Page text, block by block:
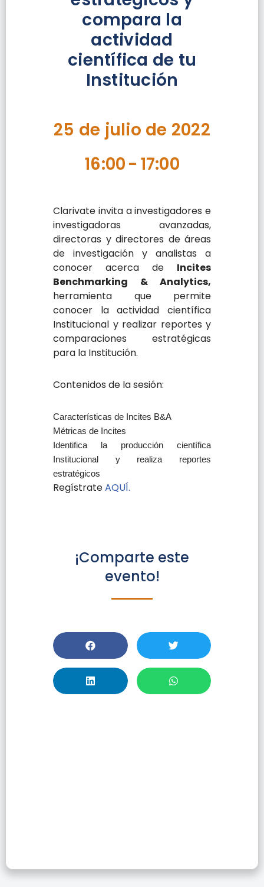
compara la
actividad
científica de tu
Institución
25 de julio de 2022
16:00- 17:00
Clarivate invita a investigadores e
investigadoras avanzadas,
directoras y directores de áreas
de investigación y analistas a
conocer acerca de Incites
Benchmarking & Analytics,
herramienta que permite
conocer la actividad científica
Institucional y realizar reportes y
comparaciones estratégicas
para la Institución.
Contenidos de la sesión:
Características de Incites B&A
Métricas de Incites
Identifica la producción científica
Institucional y realiza reportes
estratégicos
RegístrateAQUÍ.
¡Comparte este
evento!